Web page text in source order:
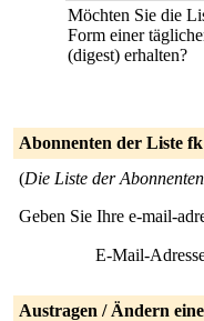
Möchten Sie die
Form einer
(digest) erhalten?
Abonnenten der Liste fk
(Die Liste der
Geben Sie Ihre e-mail-
E-Mail-
Austragen / Ändern